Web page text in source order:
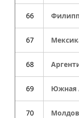
66
67
68
69 Южная
70